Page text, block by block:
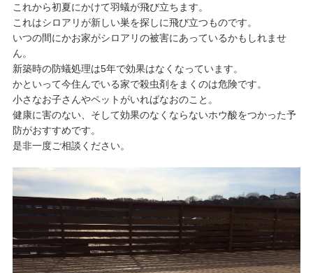
​これから初夏にかけて羽蟻が飛び立ちます。
これはシロアリが新しい巣を探しに飛び立つものです。
​いつの間にかお家がシロアリの被害にあっているかもしれませ
ん。
新築時の防蟻処理は5年で効果はなくなっています。
​かといって今住んでいる家で殺虫剤をまくのは危険です。
​小さなお子さんやペットがいればなおのこと。
健康に害のない、そして効果のなくならないホウ酸をつかった予
防がおすすめです。
是非一度ご相談ください。